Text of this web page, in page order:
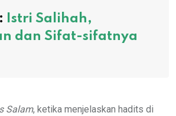
Istri Salihah,
dan Sifat-sifatnya
Salam, ketika menjelaskan hadits di